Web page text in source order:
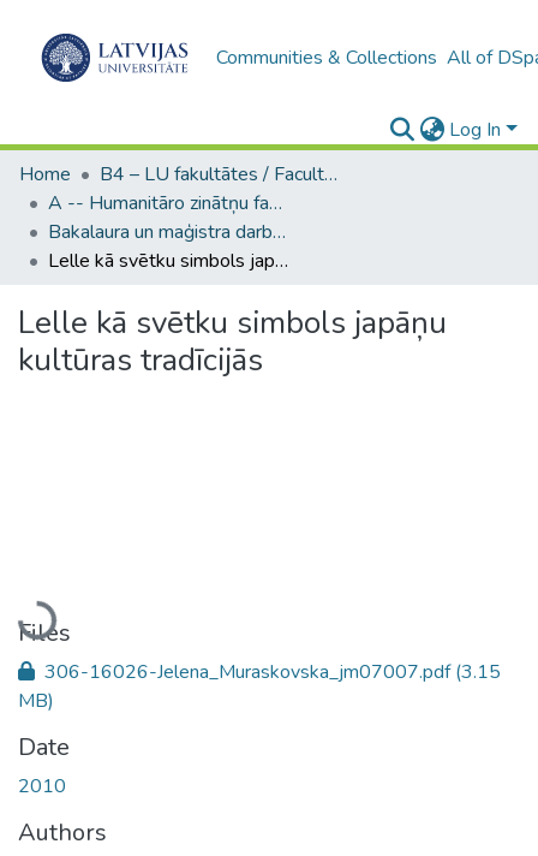
Communities & Collections All of
Log In
Home
B4 – LU fakultātes / Faculties of the UL
A -- Humanitāro zinātņu fakultāte / Faculty of Humanities
Bakalaura un maģistra darbi (HZF) / Bachelor's and Master's theses
Lelle kā svētku simbols japāņu kultūras tradīcijās
Lelle kā svētku simbols japāņu
kultūras tradīcijās
Loading...
Files
306-16026-Jelena_Muraskovska_jm07007.pdf(3.15
MB)
Date
2010
Authors